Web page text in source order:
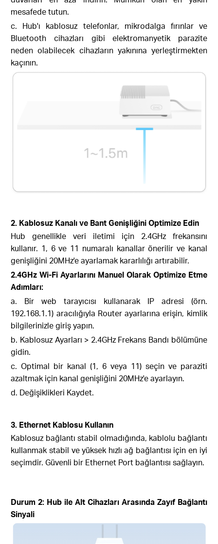
mesafede tutun.
c. Hub'ı kablosuz telefonlar, mikrodalga fırınlar ve
Bluetooth cihazları gibi elektromanyetik parazite
neden olabilecek cihazların yakınına yerleştirmekten
kaçının.
2. Kablosuz Kanalı ve Bant Genişliğini Optimize Edin
Hub genellikle veri iletimi için 2.4GHz frekansını
kullanır. 1, 6 ve 11 numaralı kanallar önerilir ve kanal
genişliğini 20MHz'e ayarlamak kararlılığı artırabilir.
2.4GHz Wi-Fi Ayarlarını Manuel Olarak Optimize Etme
Adımları:
a. Bir web tarayıcısı kullanarak IP adresi (örn.
192.168.1.1) aracılığıyla Router ayarlarına erişin, kimlik
bilgilerinizle giriş yapın.
b. Kablosuz Ayarları > 2.4GHz Frekans Bandı bölümüne
gidin.
c. Optimal bir kanal (1, 6 veya 11) seçin ve paraziti
azaltmak için kanal genişliğini 20MHz'e ayarlayın.
d. Değişiklikleri Kaydet.
3. Ethernet Kablosu Kullanın
Kablosuz bağlantı stabil olmadığında, kablolu bağlantı
kullanmak stabil ve yüksek hızlı ağ bağlantısı için en iyi
seçimdir. Güvenli bir Ethernet Port bağlantısı sağlayın.
Durum 2: Hub ile Alt Cihazları Arasında Zayıf Bağlantı
Sinyali